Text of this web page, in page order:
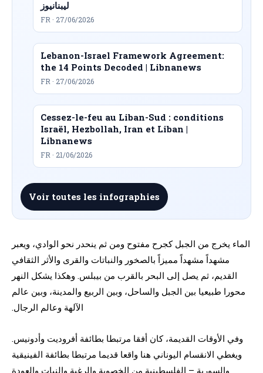
ليبنانيوز
FR · 27/06/2026
Lebanon-Israel Framework Agreement:
the 14 Points Decoded | Libnanews
FR · 27/06/2026
Cessez-le-feu au Liban-Sud : conditions
Israël, Hezbollah, Iran et Liban |
Libnanews
FR · 21/06/2026
Voir toutes les infographies
الماء يخرج من الجبل كجرح مفتوح ومن ثم ينحدر نحو الوادي، ويعبر
مشهداً مشهداً مميزاً بالصخور والنباتات والقرى والأثر الثقافي
القديم، ثم يصل إلى البحر بالقرب من بيبلس. وهكذا يشكل النهر
محورا طبيعيا بين الجبل والساحل، وبين الربيع والمدينة، وبين عالم
الآلهة وعالم الرجال.
وفي الأوقات القديمة، كان أفقا مرتبطا بطائفة أفروديت وأدونيس.
ويغطي الانقسام اليوناني هنا واقعا قديما مرتبطا بطائفة الفينيقية
والسورية – الفلسطينية من الخصوبة والرغبة والنبات والعودة